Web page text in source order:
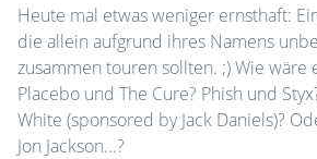
Heute mal etwas weniger ernsthaft:
die allein aufgrund ihres Namens
zusammen touren sollten. ;) Wie wäre
Placebo und The Cure? Phish und
White (sponsored by Jack Daniels)?
Jon Jackson...?